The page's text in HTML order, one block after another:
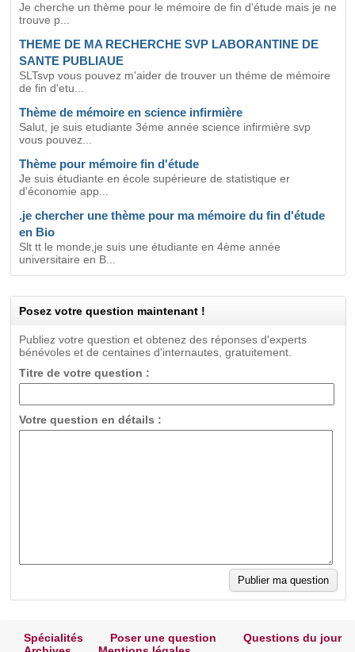
Je cherche un thème pour le mémoire de fin d'étude mais je ne
trouve p...
THEME DE MA RECHERCHE SVP LABORANTINE DE
SANTE PUBLIAUE
SLTsvp vous pouvez m'aider de trouver un théme de mémoire
de fin d'etu...
Thème de mémoire en science infirmière
Salut, je suis etudiante 3éme année science infirmière svp
vous pouvez...
Thème pour mémoire fin d'étude
Je suis étudiante en école supérieure de statistique er
d'économie app...
.je chercher une thème pour ma mémoire du fin d'étude
en Bio
Slt tt le monde,je suis une étudiante en 4ème année
universitaire en B...
Posez votre question maintenant !
Publiez votre question et obtenez des réponses d'experts
bénévoles et de centaines d'internautes, gratuitement.
Titre de votre question :
Votre question en détails :
Spécialités Poser une question
Questions du jour